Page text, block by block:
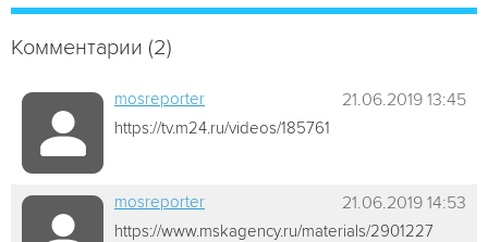
Комментарии (2)
mosreporter 21.06.2019 13:45
https://tv.m24.ru/videos/185761
mosreporter 21.06.2019 14:53
https://www.mskagency.ru/materials/2901227